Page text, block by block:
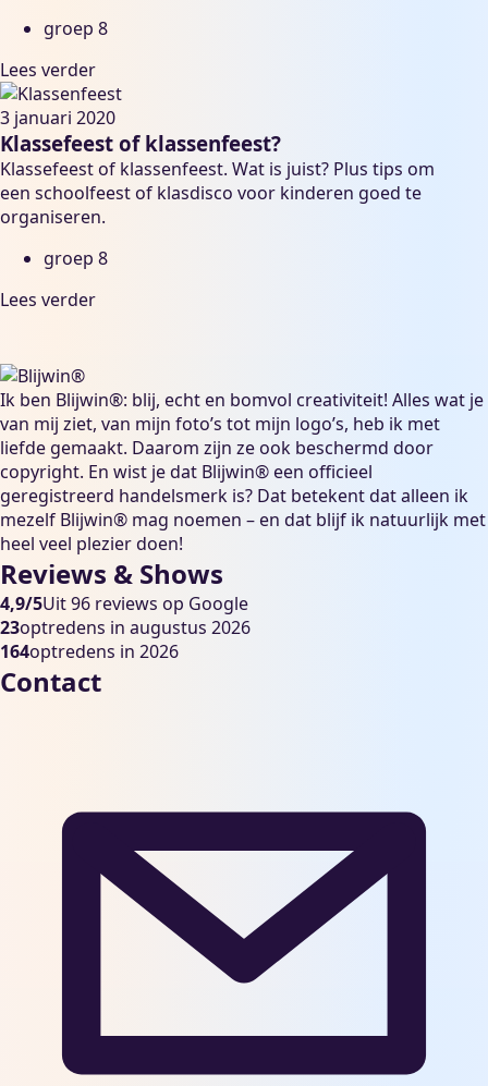
groep 8
Lees verder
3 januari 2020
Klassefeest of klassenfeest?
Klassefeest of klassenfeest. Wat is juist? Plus tips om
een schoolfeest of klasdisco voor kinderen goed te
organiseren.
groep 8
Lees verder
Ik ben Blijwin®: blij, echt en bomvol creativiteit! Alles wat je
van mij ziet, van mijn foto’s tot mijn logo’s, heb ik met
liefde gemaakt. Daarom zijn ze ook beschermd door
copyright. En wist je dat Blijwin® een officieel
geregistreerd handelsmerk is? Dat betekent dat alleen ik
mezelf Blijwin® mag noemen – en dat blijf ik natuurlijk met
heel veel plezier doen!
Reviews & Shows
4,9/5Uit 96 reviews op Google
23optredens in augustus 2026
164optredens in 2026
Contact